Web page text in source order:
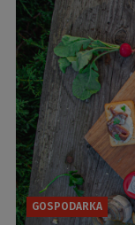
GOSPODARKA